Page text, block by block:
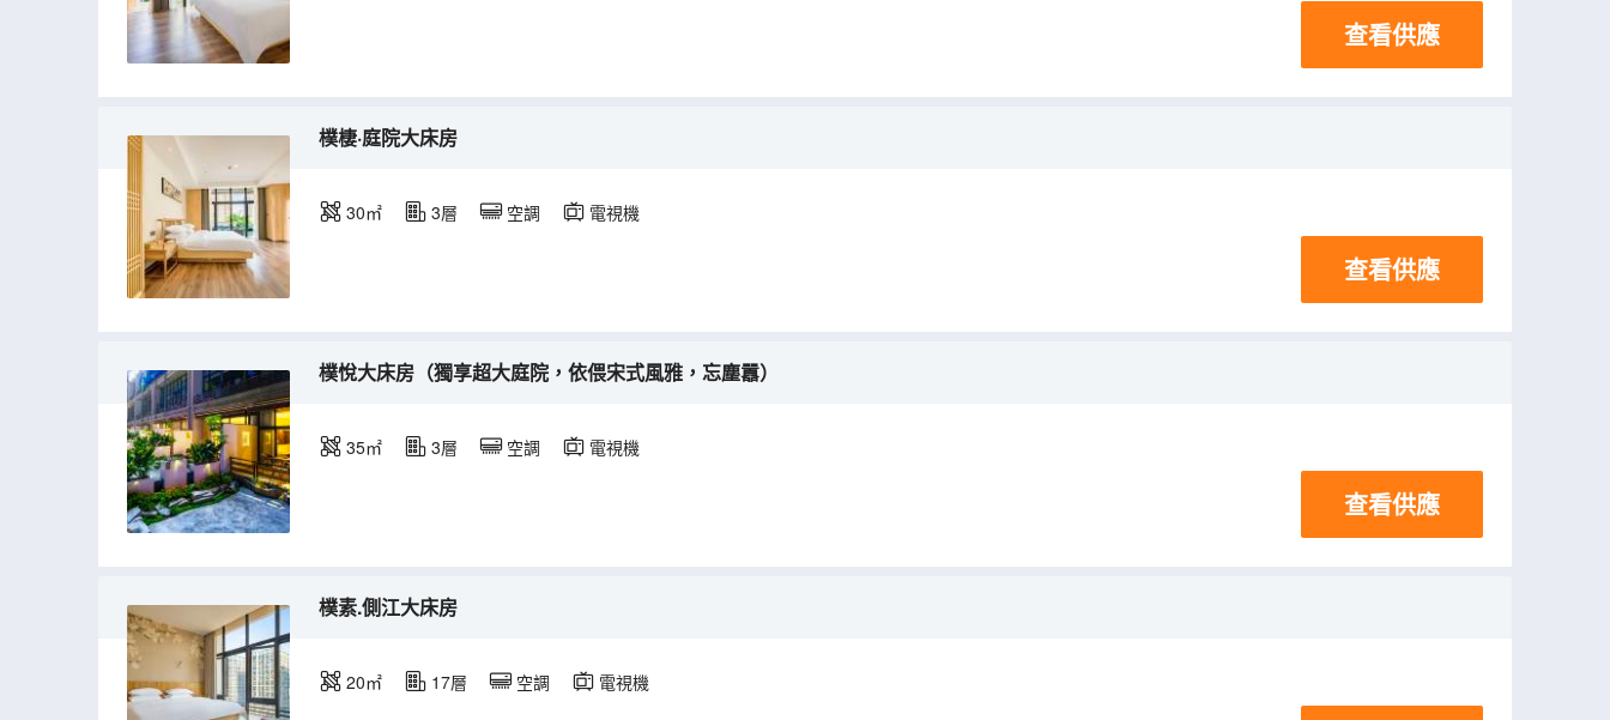
查看供應
樸棲·庭院大床房
30㎡ 3層 空調 電視機
查看供應
樸悅大床房（獨享超大庭院，依偎宋式風雅，忘塵囂）
35㎡ 3層 空調 電視機
查看供應
樸素.側江大床房
20㎡ 17層 空調 電視機